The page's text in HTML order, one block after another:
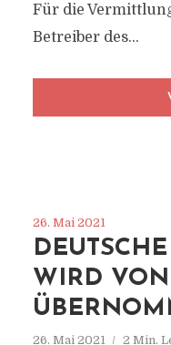
Für die
Betreiber des...
26. Mai 2021
WIRD
26. Mai 2021 2 Min.